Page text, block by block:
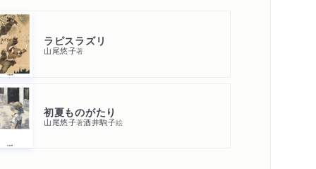
ラピスラズリ
山尾悠子著
初夏ものがたり
山尾悠子著酒井駒子絵